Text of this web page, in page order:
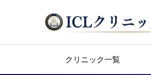
クリニック一覧